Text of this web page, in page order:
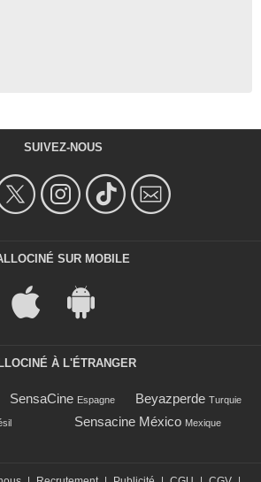
SUIVEZ-NOUS
SUR MOBILE
À L'ÉTRANGER
SensaCine Espagne Beyazperde Turquie
Sensacine México Mexique